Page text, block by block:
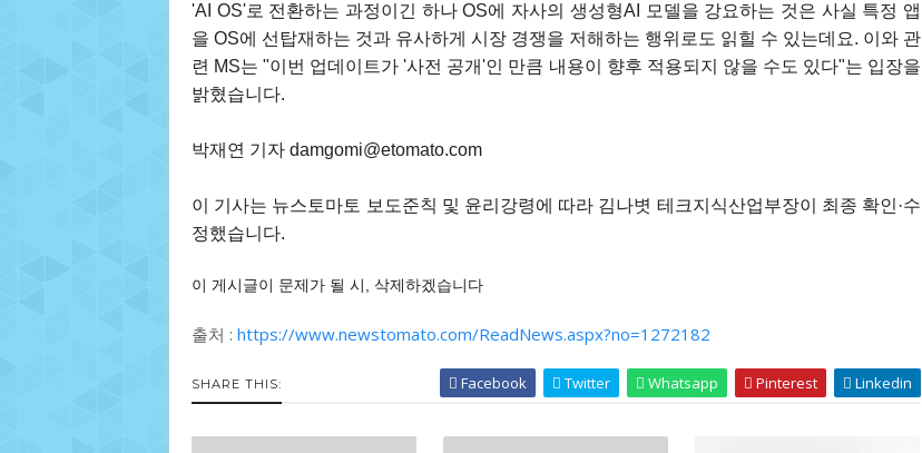
'AI OS'로 전환하는 과정이긴 하나 OS에 자사의 생성형AI 모델을 강요하는 것은 사실 특정 앱
을 OS에 선탑재하는 것과 유사하게 시장 경쟁을 저해하는 행위로도 읽힐 수 있는데요. 이와 관
련 MS는 "이번 업데이트가 '사전 공개'인 만큼 내용이 향후 적용되지 않을 수도 있다"는 입장을
밝혔습니다.
박재연 기자 damgomi@etomato.com
이 기사는 뉴스토마토 보도준칙 및 윤리강령에 따라 김나볏 테크지식산업부장이 최종 확인·수
정했습니다.
이 게시글이 문제가 될 시, 삭제하겠습니다
출처 : https://www.newstomato.com/ReadNews.aspx?no=1272182
SHARE THIS: Facebook Twitter Whatsapp Pinterest Linkedin